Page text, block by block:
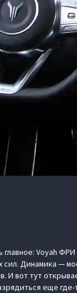
главное: Voyah
Динамика —
И вот тут
еще